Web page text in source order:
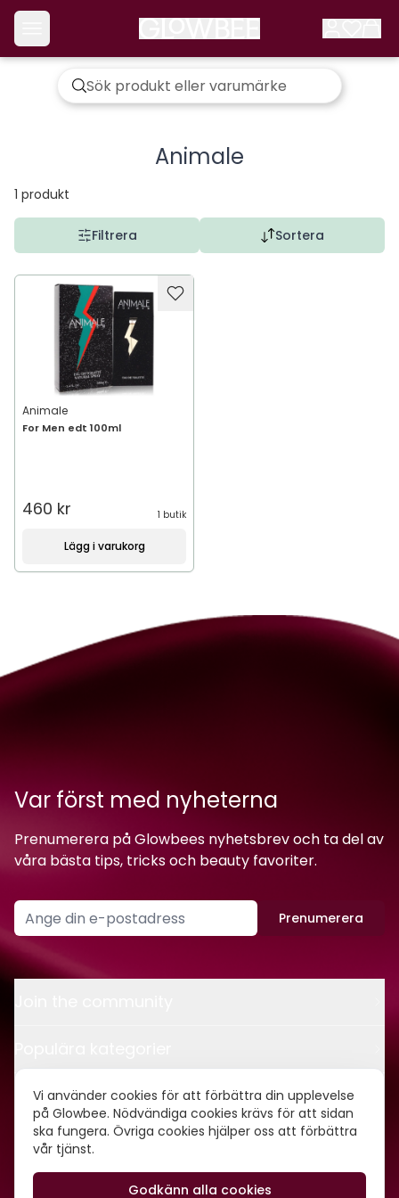
Vi använder cookies för att förbättra din upplevelse
på Glowbee. Nödvändiga cookies krävs för att sidan
ska fungera. Övriga cookies hjälper oss att förbättra
vår tjänst.
Godkänn alla cookies
Animale
1 produkt
Filtrera Sortera
Animale
For Men edt 100ml
460 kr 1 butik
Lägg i varukorg
Var först med nyheterna
Prenumerera på Glowbees nyhetsbrev och ta del av
våra bästa tips, tricks och beauty favoriter.
Prenumerera
Kontakt
Om oss